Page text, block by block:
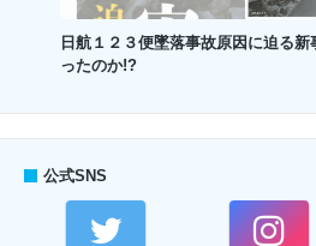
日航１２３便墜落事故原因に迫る
ったのか!?
公式SNS